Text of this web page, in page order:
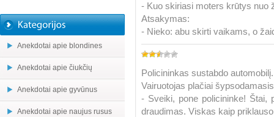
Anekdotai apie blondines
Anekdotai apie čiukčių
Anekdotai apie gyvūnus
Anekdotai apie naujus rusus
- Kuo skiriasi moters krūtys nuo
Atsakymas:
- Nieko: abu skirti vaikams, o
Policininkas sustabdo automobilį.
Vairuotojas plačiai
- Sveiki, pone policininke! Štai,
draudimas. Viskas kaip